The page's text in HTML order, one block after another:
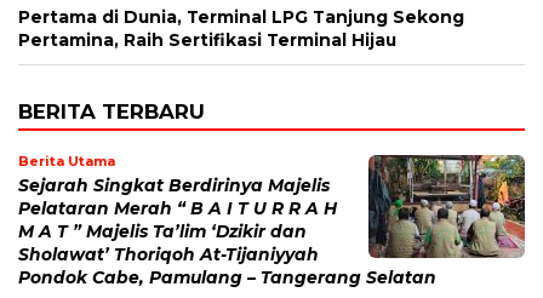
Pertama di Dunia, Terminal LPG Tanjung Sekong
Pertamina, Raih Sertifikasi Terminal Hijau
BERITA TERBARU
Berita Utama
Sejarah Singkat Berdirinya Majelis
Pelataran Merah “ B A I T U R R A H
M A T ” Majelis Ta’lim ‘Dzikir dan
Sholawat’ Thoriqoh At-Tijaniyyah
Pondok Cabe, Pamulang – Tangerang Selatan